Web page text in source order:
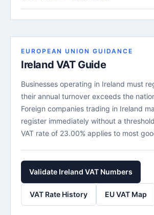
EUROPEAN UNION GUIDANCE
Ireland VAT Guide
Businesses operating in Ireland must
their annual turnover exceeds the
Foreign companies trading in Ireland
register immediately without a
VAT rate of 23.00% applies to most
Validate Ireland VAT Numbers
VAT Rate History EU VAT Map